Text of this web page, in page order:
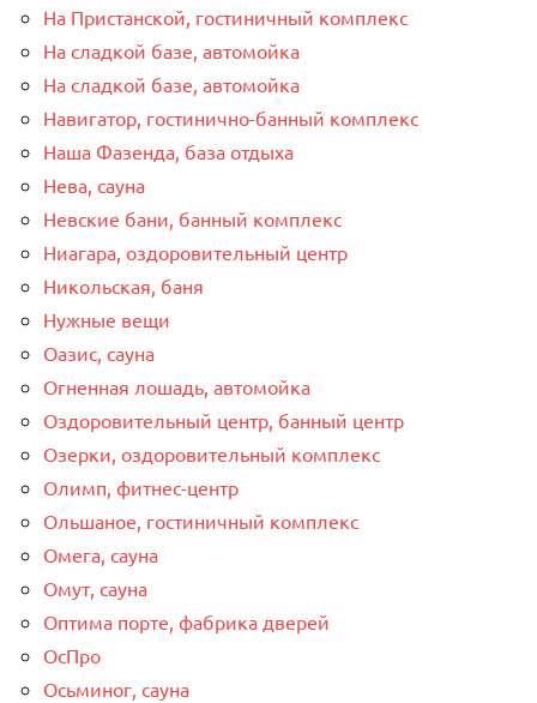
На Пристанской, гостиничный комплекс
На сладкой базе, автомойка
На сладкой базе, автомойка
Навигатор, гостинично-банный комплекс
Наша Фазенда, база отдыха
Нева, сауна
Невские бани, банный комплекс
Ниагара, оздоровительный центр
Никольская, баня
Нужные вещи
Оазис, сауна
Огненная лошадь, автомойка
Оздоровительный центр, банный центр
Озерки, оздоровительный комплекс
Олимп, фитнес-центр
Ольшаное, гостиничный комплекс
Омега, сауна
Омут, сауна
Оптима порте, фабрика дверей
ОсПро
Осьминог, сауна